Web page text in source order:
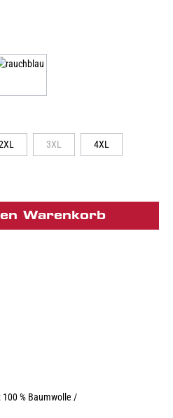
3XL 4XL
Warenkorb
% Baumwolle /